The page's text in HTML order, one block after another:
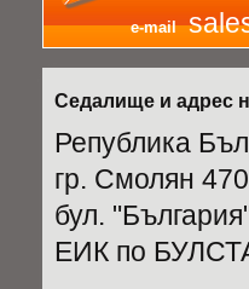
e-mail
Седалище и адрес
Република
гр. Смолян
бул.
ЕИК по